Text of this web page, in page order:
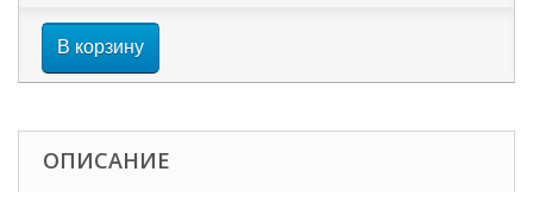
В корзину
ОПИСАНИЕ